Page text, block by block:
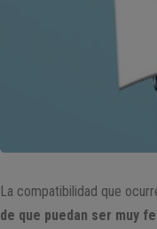
La compatibilidad que
de que puedan ser muy